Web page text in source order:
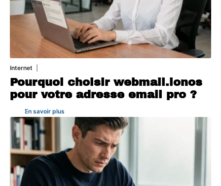
Internet
Pourquoi choisir webmail.ionos
pour votre adresse email pro ?
En savoir plus